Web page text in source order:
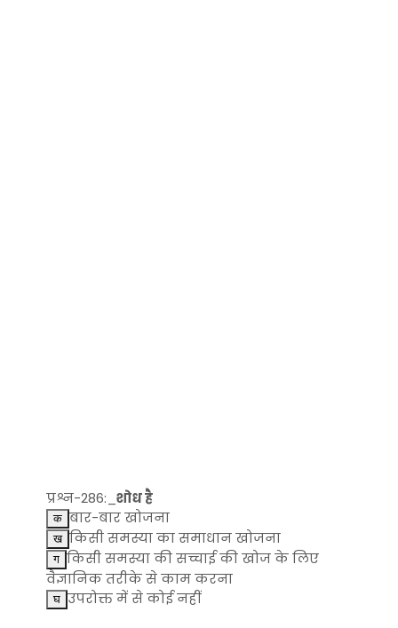
प्रश्न-286:_ शोध है
बार-बार खोजना
किसी समस्या का समाधान खोजना
किसी समस्या की सच्चाई की खोज के लिए
वैज्ञानिक तरीके से काम करना
उपरोक्त में से कोई नहीं